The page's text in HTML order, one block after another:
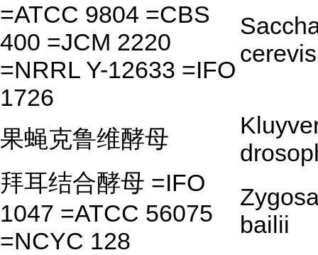
=ATCC 9804 =CBS
400 =JCM 2220
=NRRL Y-12633 =IFO
1726
果蝇克鲁维酵母
拜耳结合酵母 =IFO
1047 =ATCC 56075
=NCYC 128
bailii